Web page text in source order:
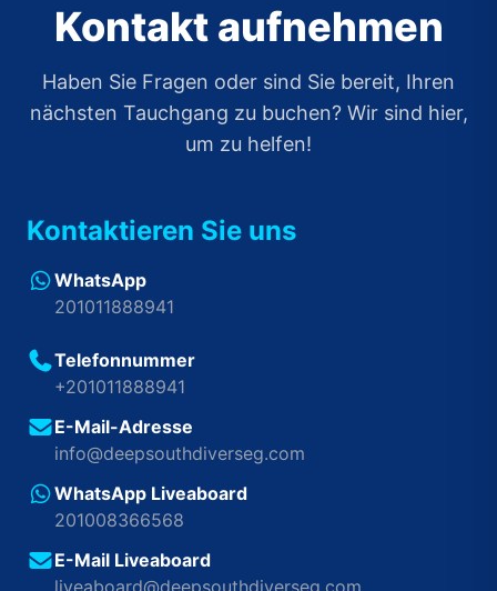
Kontakt aufnehmen
Haben Sie Fragen oder sind Sie bereit, Ihren
nächsten Tauchgang zu buchen? Wir sind hier,
um zu helfen!
Kontaktieren Sie uns
WhatsApp
201011888941
Telefonnummer
+201011888941
E-Mail-Adresse
info@deepsouthdiverseg.com
WhatsApp Liveaboard
201008366568
E-Mail Liveaboard
liveaboard@deepsouthdiverseg.com